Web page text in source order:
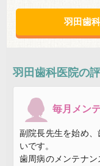
羽田歯
羽田歯科医院の
毎月メン
副院長先生を始め
いです。
歯周病のメンテナ